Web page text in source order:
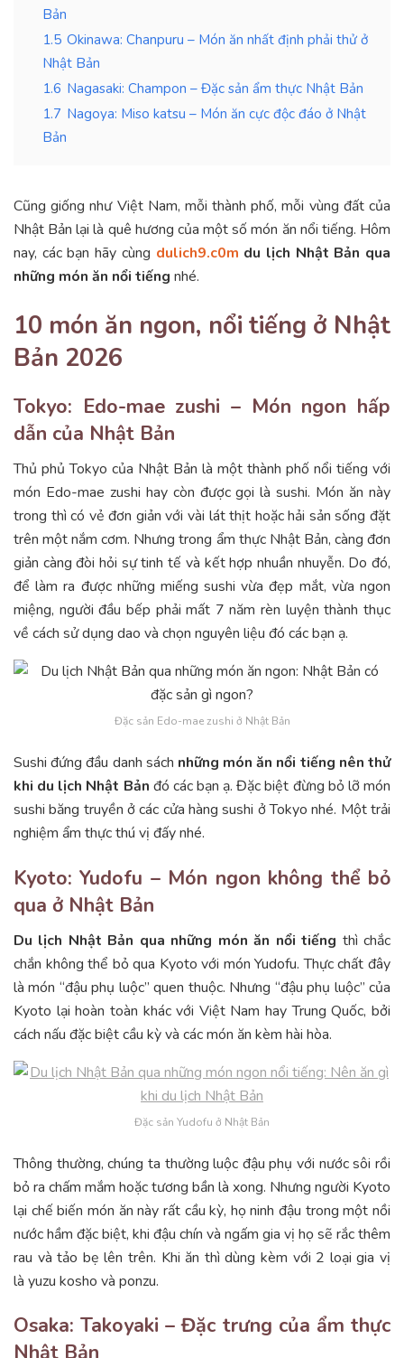
Bản
1.5 Okinawa: Chanpuru – Món ăn nhất định phải thử ở
Nhật Bản
1.6 Nagasaki: Champon – Đặc sản ẩm thực Nhật Bản
1.7 Nagoya: Miso katsu – Món ăn cực độc đáo ở Nhật
Bản
Cũng giống như Việt Nam, mỗi thành phố, mỗi vùng đất của
Nhật Bản lại là quê hương của một số món ăn nổi tiếng. Hôm
nay, các bạn hãy cùng dulich9.c0m du lịch Nhật Bản qua
những món ăn nổi tiếng nhé.
10 món ăn ngon, nổi tiếng ở Nhật
Bản 2026
Tokyo: Edo-mae zushi – Món ngon hấp
dẫn của Nhật Bản
Thủ phủ Tokyo của Nhật Bản là một thành phố nổi tiếng với
món Edo-mae zushi hay còn được gọi là sushi. Món ăn này
trong thì có vẻ đơn giản với vài lát thịt hoặc hải sản sống đặt
trên một nắm cơm. Nhưng trong ẩm thực Nhật Bản, càng đơn
giản càng đòi hỏi sự tinh tế và kết hợp nhuần nhuyễn. Do đó,
để làm ra được những miếng sushi vừa đẹp mắt, vừa ngon
miệng, người đầu bếp phải mất 7 năm rèn luyện thành thục
về cách sử dụng dao và chọn nguyên liệu đó các bạn ạ.
Đặc sản Edo-mae zushi ở Nhật Bản
Sushi đứng đầu danh sách những món ăn nổi tiếng nên thử
khi du lịch Nhật Bản đó các bạn ạ. Đặc biệt đừng bỏ lỡ món
sushi băng truyền ở các cửa hàng sushi ở Tokyo nhé. Một trải
nghiệm ẩm thực thú vị đấy nhé.
Kyoto: Yudofu – Món ngon không thể bỏ
qua ở Nhật Bản
Du lịch Nhật Bản qua những món ăn nổi tiếng thì chắc
chắn không thể bỏ qua Kyoto với món Yudofu. Thực chất đây
là món “đậu phụ luộc” quen thuộc. Nhưng “đậu phụ luộc” của
Kyoto lại hoàn toàn khác với Việt Nam hay Trung Quốc, bởi
cách nấu đặc biệt cầu kỳ và các món ăn kèm hài hòa.
Đặc sản Yudofu ở Nhật Bản
Thông thường, chúng ta thường luộc đậu phụ với nước sôi rồi
bỏ ra chấm mắm hoặc tương bần là xong. Nhưng người Kyoto
lại chế biến món ăn này rất cầu kỳ, họ ninh đậu trong một nồi
nước hầm đặc biệt, khi đậu chín và ngấm gia vị họ sẽ rắc thêm
rau và tảo bẹ lên trên. Khi ăn thì dùng kèm với 2 loại gia vị
là yuzu kosho và ponzu.
Osaka: Takoyaki – Đặc trưng của ẩm thực